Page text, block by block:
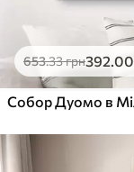
653.33грн392.00